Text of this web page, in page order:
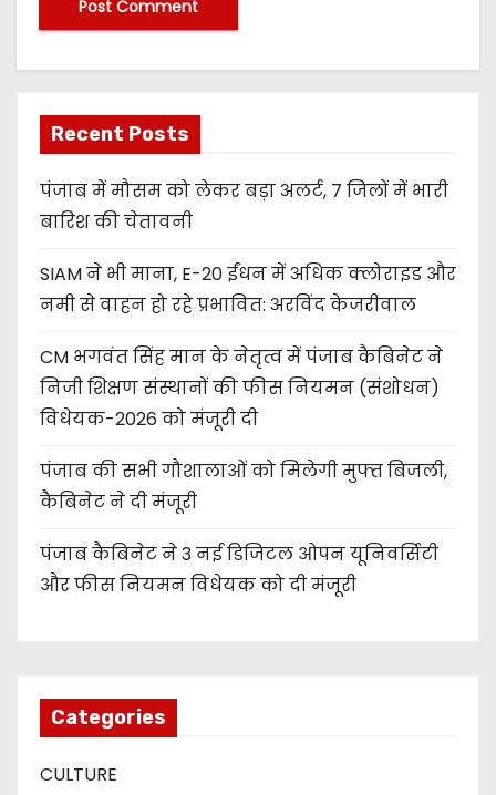
Recent Posts
पंजाब में मौसम को लेकर बड़ा अलर्ट, 7 जिलों में भारी
बारिश की चेतावनी
SIAM ने भी माना, E-20 ईंधन में अधिक क्लोराइड और
नमी से वाहन हो रहे प्रभावित: अरविंद केजरीवाल
CM भगवंत सिंह मान के नेतृत्व में पंजाब कैबिनेट ने
निजी शिक्षण संस्थानों की फीस नियमन (संशोधन)
विधेयक-2026 को मंजूरी दी
पंजाब की सभी गौशालाओं को मिलेगी मुफ्त बिजली,
कैबिनेट ने दी मंजूरी
पंजाब कैबिनेट ने 3 नई डिजिटल ओपन यूनिवर्सिटी
और फीस नियमन विधेयक को दी मंजूरी
Categories
CULTURE